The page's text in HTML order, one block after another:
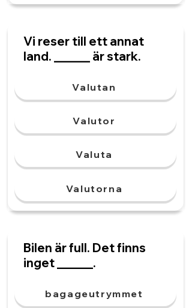
Vi reser till ett annat
land. ______ är stark.
Valutan
Valutor
Valuta
Valutorna
Bilen är full. Det finns
inget ______.
bagageutrymmet